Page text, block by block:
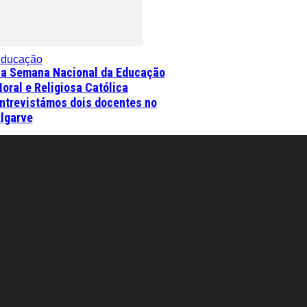
Semana Nacional da Educação
e Religiosa Católica
dois docentes no